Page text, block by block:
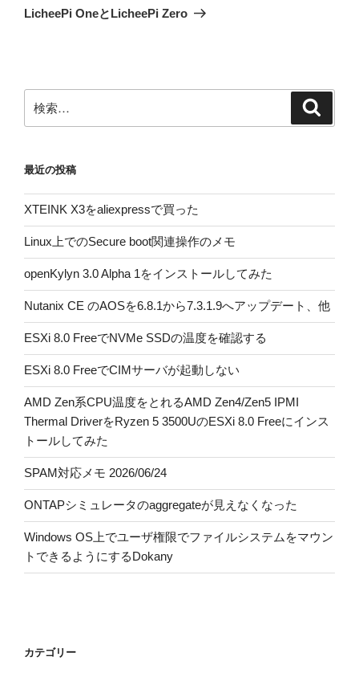
ー
の
LicheePi OneとLicheePi Zero
索:
最近の投稿
XTEINK X3をaliexpressで買った
Linux上でのSecure boot関連操作のメモ
openKylyn 3.0 Alpha 1をインストールしてみた
Nutanix CE のAOSを6.8.1から7.3.1.9へアップデート、他
ESXi 8.0 FreeでNVMe SSDの温度を確認する
ESXi 8.0 FreeでCIMサーバが起動しない
AMD Zen系CPU温度をとれるAMD Zen4/Zen5 IPMI
Thermal DriverをRyzen 5 3500UのESXi 8.0 Freeにインス
トールしてみた
SPAM対応メモ 2026/06/24
ONTAPシミュレータのaggregateが見えなくなった
Windows OS上でユーザ権限でファイルシステムをマウン
トできるようにするDokany
カテゴリー